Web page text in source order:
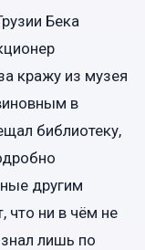
Бека
кражу из музея
в
библиотеку,
другим
что ни в чём не
лишь по